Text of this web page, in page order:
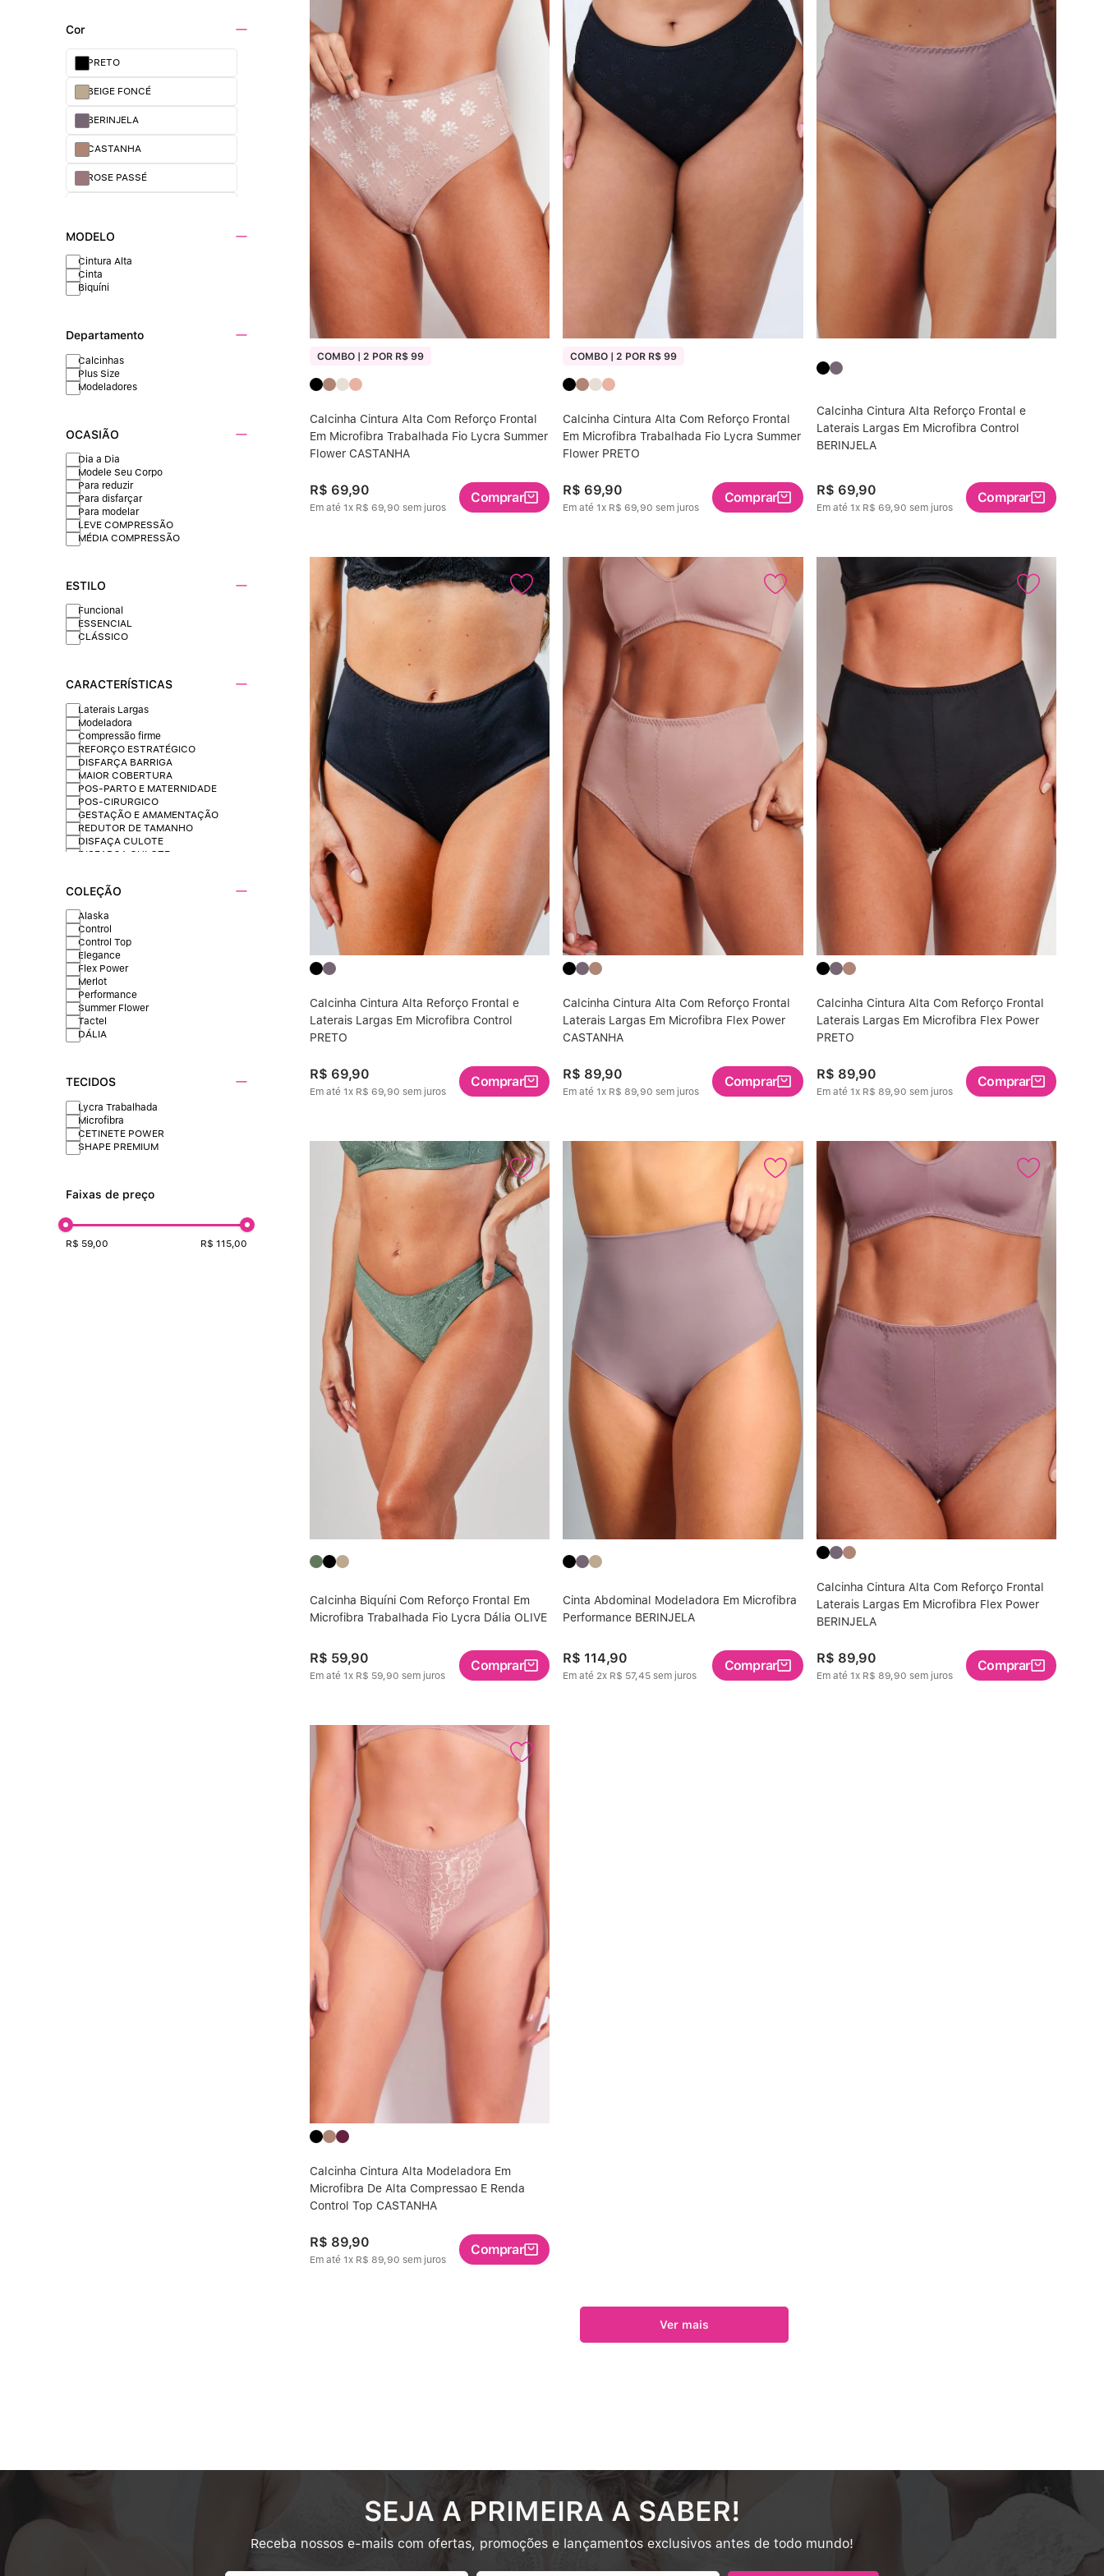
Cor
PRETO
BEIGE FONCÉ
BERINJELA
CASTANHA
ROSE PASSÉ
MODELO
Cintura Alta
Cinta
Biquíni
Departamento
Calcinhas
Plus Size
Modeladores
OCASIÃO
Dia a Dia
Modele Seu Corpo
Para reduzir
Para disfarçar
Para modelar
LEVE COMPRESSÃO
MÉDIA COMPRESSÃO
ESTILO
Funcional
ESSENCIAL
CLÁSSICO
CARACTERÍSTICAS
Laterais Largas
Modeladora
Compressão firme
REFORÇO ESTRATÉGICO
DISFARÇA BARRIGA
MAIOR COBERTURA
POS-PARTO E MATERNIDADE
POS-CIRURGICO
GESTAÇÃO E AMAMENTAÇÃO
REDUTOR DE TAMANHO
DISFAÇA CULOTE
DISFARÇA CULOTE
COLEÇÃO
Alaska
Control
Control Top
Elegance
Flex Power
Merlot
Performance
Summer Flower
Tactel
DÁLIA
TECIDOS
Lycra Trabalhada
Microfibra
CETINETE POWER
SHAPE PREMIUM
Faixas de preço
R$ 59,00 R$ 115,00
COMBO | 2 POR R$ 99
Calcinha Cintura Alta Com Reforço Frontal
Em Microfibra Trabalhada Fio Lycra Summer
Flower CASTANHA
R$ 69,90
Em até 1x R$ 69,90 sem juros
Comprar
COMBO | 2 POR R$ 99
Calcinha Cintura Alta Com Reforço Frontal
Em Microfibra Trabalhada Fio Lycra Summer
Flower PRETO
R$ 69,90
Em até 1x R$ 69,90 sem juros
Comprar
Calcinha Cintura Alta Reforço Frontal e
Laterais Largas Em Microfibra Control
BERINJELA
R$ 69,90
Em até 1x R$ 69,90 sem juros
Comprar
Calcinha Cintura Alta Reforço Frontal e
Laterais Largas Em Microfibra Control
PRETO
R$ 69,90
Em até 1x R$ 69,90 sem juros
Comprar
Calcinha Cintura Alta Com Reforço Frontal
Laterais Largas Em Microfibra Flex Power
CASTANHA
R$ 89,90
Em até 1x R$ 89,90 sem juros
Comprar
Calcinha Cintura Alta Com Reforço Frontal
Laterais Largas Em Microfibra Flex Power
PRETO
R$ 89,90
Em até 1x R$ 89,90 sem juros
Comprar
Calcinha Biquíni Com Reforço Frontal Em
Microfibra Trabalhada Fio Lycra Dália OLIVE
R$ 59,90
Em até 1x R$ 59,90 sem juros
Comprar
Cinta Abdominal Modeladora Em Microfibra
Performance BERINJELA
R$ 114,90
Em até 2x R$ 57,45 sem juros
Comprar
Calcinha Cintura Alta Com Reforço Frontal
Laterais Largas Em Microfibra Flex Power
BERINJELA
R$ 89,90
Em até 1x R$ 89,90 sem juros
Comprar
Calcinha Cintura Alta Modeladora Em
Microfibra De Alta Compressao E Renda
Control Top CASTANHA
R$ 89,90
Em até 1x R$ 89,90 sem juros
Comprar
SEJA A PRIMEIRA A SABER!
Receba nossos e-mails com ofertas, promoções e lançamentos exclusivos antes de todo mundo!
Calcinha Cintura Alta
Modal
º Multifuncional
Algodão Egípcio
Sutiã Sustentação